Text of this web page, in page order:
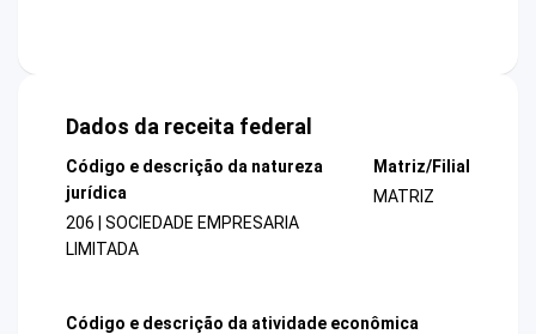
Dados da receita federal
Código e descrição da natureza
jurídica
206 | SOCIEDADE EMPRESARIA
LIMITADA
Matriz/Filial
MATRIZ
Código e descrição da atividade econômica